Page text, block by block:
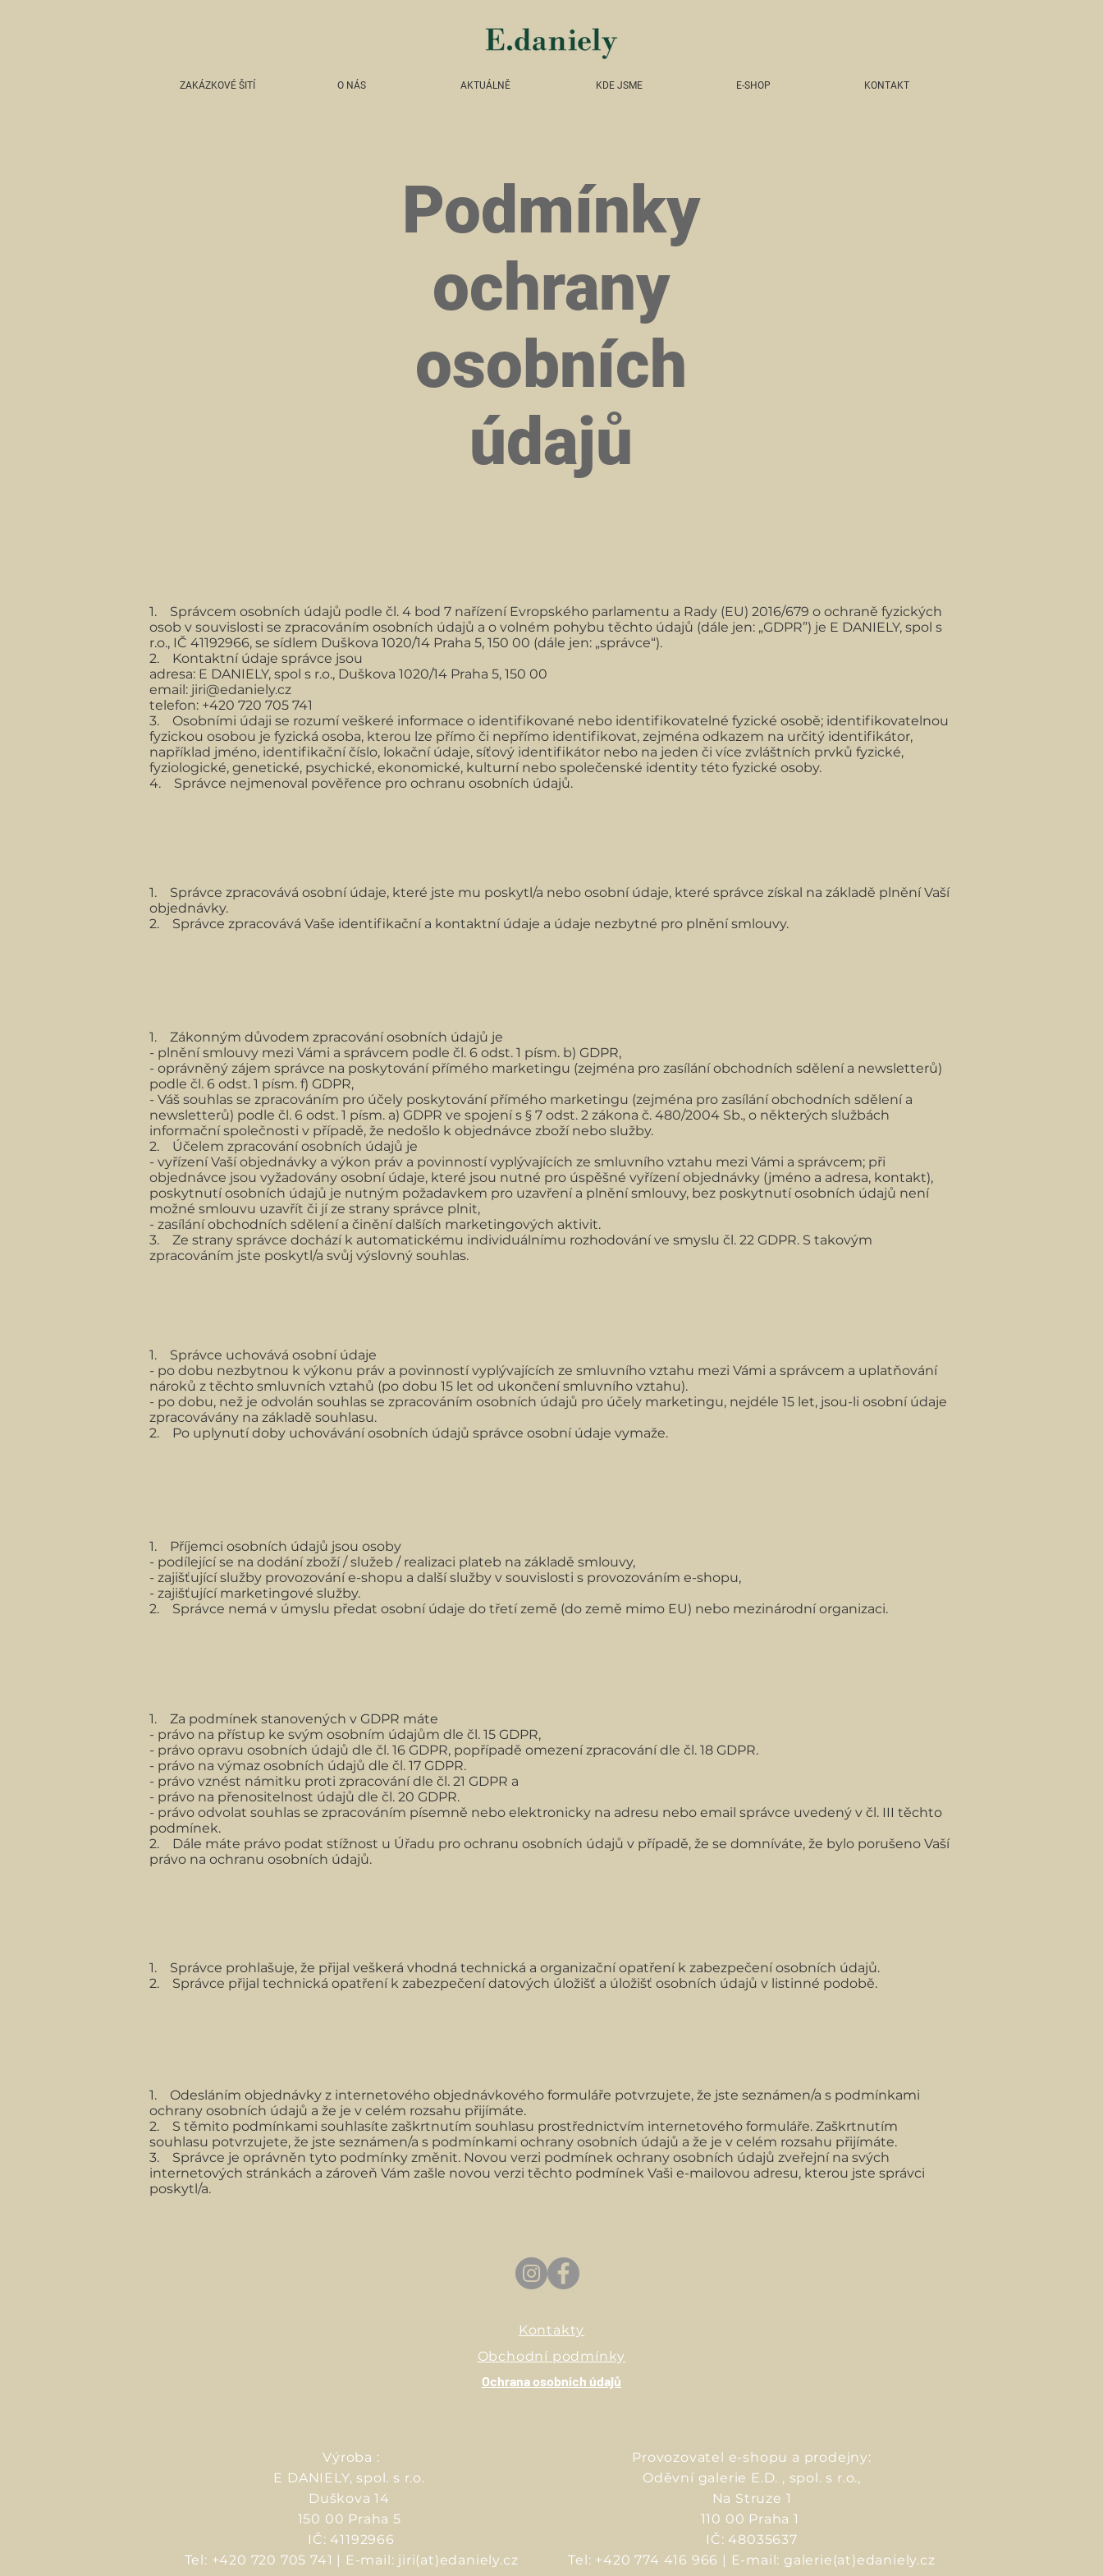
ZAKÁZKOVÉ ŠITÍ O NÁS AKTUÁLNĚ KDE JSME E-SHOP KONTAKT
Podmínky
ochrany
osobních
údajů
1. Správcem osobních údajů podle čl. 4 bod 7 nařízení Evropského parlamentu a Rady (EU) 2016/679 o ochraně fyzických
osob v souvislosti se zpracováním osobních údajů a o volném pohybu těchto údajů (dále jen: „GDPR”) je E DANIELY, spol s
r.o., IČ 41192966, se sídlem Duškova 1020/14 Praha 5, 150 00 (dále jen: „správce“).
2. Kontaktní údaje správce jsou
adresa: E DANIELY, spol s r.o., Duškova 1020/14 Praha 5, 150 00
email: jiri@edaniely.cz
telefon: +420 720 705 741
3. Osobními údaji se rozumí veškeré informace o identifikované nebo identifikovatelné fyzické osobě; identifikovatelnou
fyzickou osobou je fyzická osoba, kterou lze přímo či nepřímo identifikovat, zejména odkazem na určitý identifikátor,
například jméno, identifikační číslo, lokační údaje, síťový identifikátor nebo na jeden či více zvláštních prvků fyzické,
fyziologické, genetické, psychické, ekonomické, kulturní nebo společenské identity této fyzické osoby.
4. Správce nejmenoval pověřence pro ochranu osobních údajů.
1. Správce zpracovává osobní údaje, které jste mu poskytl/a nebo osobní údaje, které správce získal na základě plnění Vaší
objednávky.
2. Správce zpracovává Vaše identifikační a kontaktní údaje a údaje nezbytné pro plnění smlouvy.
1. Zákonným důvodem zpracování osobních údajů je
- plnění smlouvy mezi Vámi a správcem podle čl. 6 odst. 1 písm. b) GDPR,
- oprávněný zájem správce na poskytování přímého marketingu (zejména pro zasílání obchodních sdělení a newsletterů)
podle čl. 6 odst. 1 písm. f) GDPR,
- Váš souhlas se zpracováním pro účely poskytování přímého marketingu (zejména pro zasílání obchodních sdělení a
newsletterů) podle čl. 6 odst. 1 písm. a) GDPR ve spojení s § 7 odst. 2 zákona č. 480/2004 Sb., o některých službách
informační společnosti v případě, že nedošlo k objednávce zboží nebo služby.
2. Účelem zpracování osobních údajů je
- vyřízení Vaší objednávky a výkon práv a povinností vyplývajících ze smluvního vztahu mezi Vámi a správcem; při
objednávce jsou vyžadovány osobní údaje, které jsou nutné pro úspěšné vyřízení objednávky (jméno a adresa, kontakt),
poskytnutí osobních údajů je nutným požadavkem pro uzavření a plnění smlouvy, bez poskytnutí osobních údajů není
možné smlouvu uzavřít či jí ze strany správce plnit,
- zasílání obchodních sdělení a činění dalších marketingových aktivit.
3. Ze strany správce dochází k automatickému individuálnímu rozhodování ve smyslu čl. 22 GDPR. S takovým
zpracováním jste poskytl/a svůj výslovný souhlas.
1. Správce uchovává osobní údaje
- po dobu nezbytnou k výkonu práv a povinností vyplývajících ze smluvního vztahu mezi Vámi a správcem a uplatňování
nároků z těchto smluvních vztahů (po dobu 15 let od ukončení smluvního vztahu).
- po dobu, než je odvolán souhlas se zpracováním osobních údajů pro účely marketingu, nejdéle 15 let, jsou-li osobní údaje
zpracovávány na základě souhlasu.
2. Po uplynutí doby uchovávání osobních údajů správce osobní údaje vymaže.
1. Příjemci osobních údajů jsou osoby
- podílející se na dodání zboží / služeb / realizaci plateb na základě smlouvy,
- zajišťující služby provozování e-shopu a další služby v souvislosti s provozováním e-shopu,
- zajišťující marketingové služby.
2. Správce nemá v úmyslu předat osobní údaje do třetí země (do země mimo EU) nebo mezinárodní organizaci.
1. Za podmínek stanovených v GDPR máte
- právo na přístup ke svým osobním údajům dle čl. 15 GDPR,
- právo opravu osobních údajů dle čl. 16 GDPR, popřípadě omezení zpracování dle čl. 18 GDPR.
- právo na výmaz osobních údajů dle čl. 17 GDPR.
- právo vznést námitku proti zpracování dle čl. 21 GDPR a
- právo na přenositelnost údajů dle čl. 20 GDPR.
- právo odvolat souhlas se zpracováním písemně nebo elektronicky na adresu nebo email správce uvedený v čl. III těchto
podmínek.
2. Dále máte právo podat stížnost u Úřadu pro ochranu osobních údajů v případě, že se domníváte, že bylo porušeno Vaší
právo na ochranu osobních údajů.
1. Správce prohlašuje, že přijal veškerá vhodná technická a organizační opatření k zabezpečení osobních údajů.
2. Správce přijal technická opatření k zabezpečení datových úložišť a úložišť osobních údajů v listinné podobě.
1. Odesláním objednávky z internetového objednávkového formuláře potvrzujete, že jste seznámen/a s podmínkami
ochrany osobních údajů a že je v celém rozsahu přijímáte.
2. S těmito podmínkami souhlasíte zaškrtnutím souhlasu prostřednictvím internetového formuláře. Zaškrtnutím
souhlasu potvrzujete, že jste seznámen/a s podmínkami ochrany osobních údajů a že je v celém rozsahu přijímáte.
3. Správce je oprávněn tyto podmínky změnit. Novou verzi podmínek ochrany osobních údajů zveřejní na svých
internetových stránkách a zároveň Vám zašle novou verzi těchto podmínek Vaši e-mailovou adresu, kterou jste správci
poskytl/a.
Kontakty
Obchodní podmínky
Ochrana osobních údajů
Výroba :
E DANIELY, spol. s r.o.
Duškova 14
150 00 Praha 5
IČ: 41192966
Tel: +420 720 705 741 | E-mail: jiri(at)edaniely.cz
Provozovatel e-shopu a prodejny:
Oděvní galerie E.D. , spol. s r.o.,
Na Struze 1
110 00 Praha 1
IČ: 48035637
Tel: +420 774 416 966 | E-mail: galerie(at)edaniely.cz